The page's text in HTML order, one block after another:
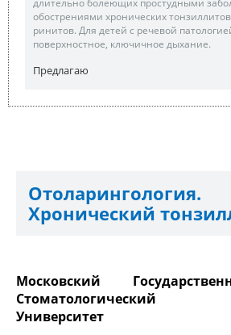
длительно болеющих простудными
обострениями хронических
ринитов. Для детей с речевой
поверхностное, ключичное дыхание.
Предлагаю
Отоларингология.
Хронический
Московский
Стоматологический
Университет